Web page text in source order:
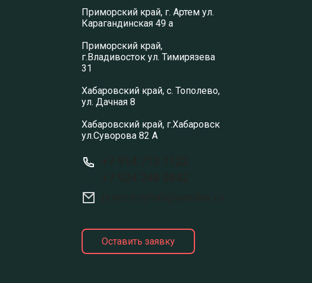
Приморский край, г. Артем ул.
Карагандинская 49 а
Приморский край,
г.Владивосток ул. Тимирязева
31
Хабаровский край, с. Тополево,
ул. Дачная 8
Хабаровский край, г.Хабаровск
ул.Суворова 82 А
Оставить заявку